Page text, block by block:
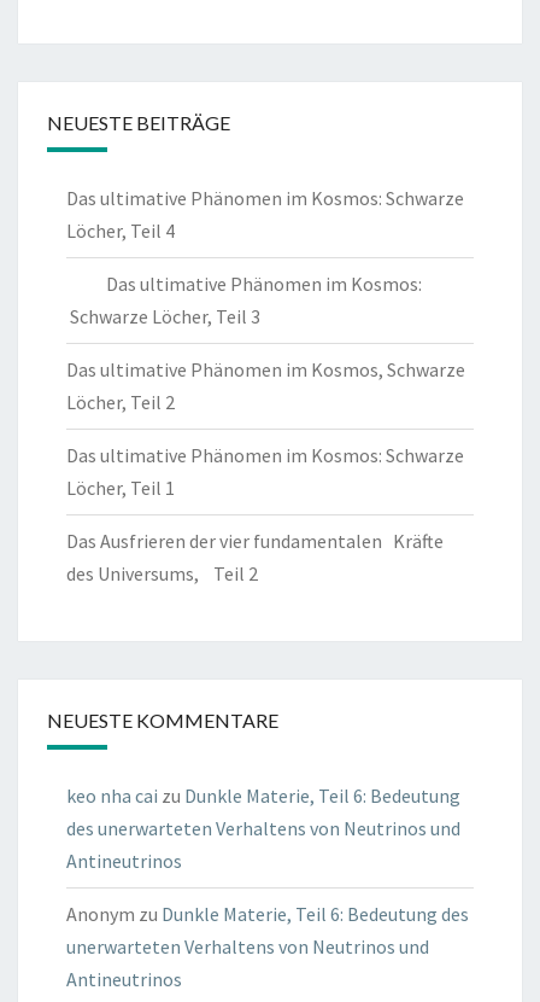
NEUESTE BEITRÄGE
Das ultimative Phänomen im Kosmos: Schwarze
Löcher, Teil 4
Das ultimative Phänomen im Kosmos:
Schwarze Löcher, Teil 3
Das ultimative Phänomen im Kosmos, Schwarze
Löcher, Teil 2
Das ultimative Phänomen im Kosmos: Schwarze
Löcher, Teil 1
Das Ausfrieren der vier fundamentalen Kräfte
des Universums, Teil 2
NEUESTE KOMMENTARE
keo nha cai zu Dunkle Materie, Teil 6: Bedeutung
des unerwarteten Verhaltens von Neutrinos und
Antineutrinos
Anonym zu Dunkle Materie, Teil 6: Bedeutung des
unerwarteten Verhaltens von Neutrinos und
Antineutrinos